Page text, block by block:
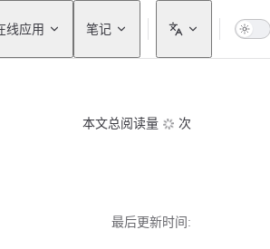
线应用 笔记
本文总阅读量 次
最后更新时间: